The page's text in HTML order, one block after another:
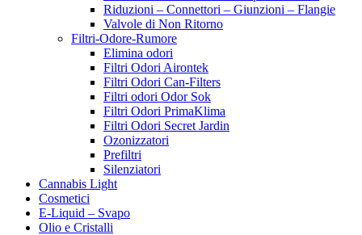
Riduzioni – Connettori – Giunzioni – Flangie
Valvole di Non Ritorno
Filtri-Odore-Rumore
Elimina odori
Filtri Odori Airontek
Filtri Odori Can-Filters
Filtri odori Odor Sok
Filtri Odori PrimaKlima
Filtri Odori Secret Jardin
Ozonizzatori
Prefiltri
Silenziatori
Cannabis Light
Cosmetici
E-Liquid – Svapo
Olio e Cristalli